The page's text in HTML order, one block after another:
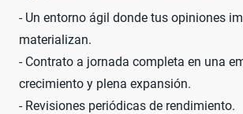
- Un entorno ágil donde tus opiniones
materializan.
- Contrato a jornada completa en una
crecimiento y plena expansión.
- Revisiones periódicas de rendimiento.